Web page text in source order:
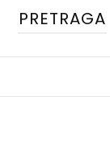
PRETRAGA